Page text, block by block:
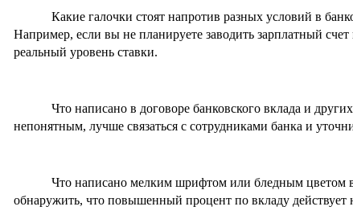
Какие галочки стоят напротив разных условий в
Например, если вы не планируете заводить зарплатный
реальный уровень ставки.
Что написано в договоре банковского вклада и
непонятным, лучше связаться с сотрудниками банка и
Что написано мелким шрифтом или бледным цветом
обнаружить, что повышенный процент по вкладу действует